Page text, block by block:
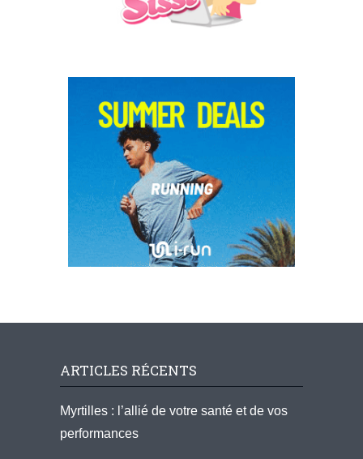
ARTICLES RÉCENTS
Myrtilles : l’allié de votre santé et de vos
performances